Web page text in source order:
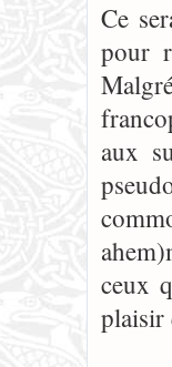
Ce
pour
aux
ceux
plaisir